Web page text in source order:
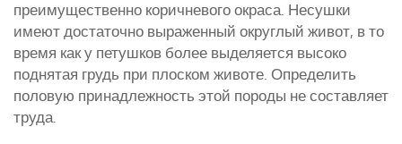
преимущественно коричневого окраса. Несушки
имеют достаточно выраженный округлый живот, в то
время как у петушков более выделяется высоко
поднятая грудь при плоском животе. Определить
половую принадлежность этой породы не составляет
труда.